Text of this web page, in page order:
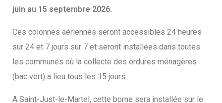
juin au 15 septembre 2026.
Ces colonnes aériennes seront accessibles 24 heures
sur 24 et 7 jours sur 7 et seront installées dans toutes
les communes où la collecte des ordures ménagères
(bac vert) a lieu tous les 15 jours.
A Saint-Just-le-Martel, cette borne sera installée sur le